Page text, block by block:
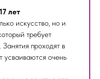
лет
искусство, но и
требует
проходят в
усваиваются очень